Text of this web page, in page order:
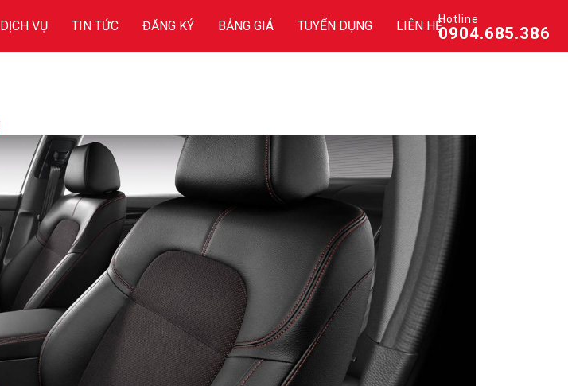
DỊCH VỤ TIN TỨC ĐĂNG KÝ BẢNG GIÁ TUYỂN DỤNG LIÊN HỆHotline
0904.685.386